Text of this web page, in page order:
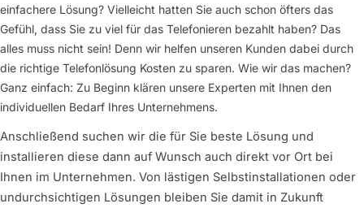
einfachere Lösung? Vielleicht hatten Sie auch schon öfters das
Gefühl, dass Sie zu viel für das Telefonieren bezahlt haben? Das
alles muss nicht sein! Denn wir helfen unseren Kunden dabei durch
die richtige Telefonlösung Kosten zu sparen. Wie wir das machen?
Ganz einfach: Zu Beginn klären unsere Experten mit Ihnen den
individuellen Bedarf Ihres Unternehmens.
Anschließend suchen wir die für Sie beste Lösung und
installieren diese dann auf Wunsch auch direkt vor Ort bei
Ihnen im Unternehmen. Von lästigen Selbstinstallationen oder
undurchsichtigen Lösungen bleiben Sie damit in Zukunft